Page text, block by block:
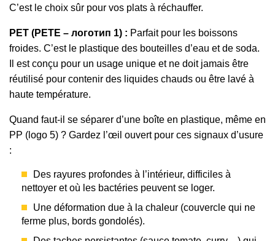
C’est le choix sûr pour vos plats à réchauffer.
PET (PETE – логотип 1) : Parfait pour les boissons
froides. C’est le plastique des bouteilles d’eau et de soda.
Il est conçu pour un usage unique et ne doit jamais être
réutilisé pour contenir des liquides chauds ou être lavé à
haute température.
Quand faut-il se séparer d’une boîte en plastique, même en
PP (logo 5) ? Gardez l’œil ouvert pour ces signaux d’usure
:
Des rayures profondes à l’intérieur, difficiles à
nettoyer et où les bactéries peuvent se loger.
Une déformation due à la chaleur (couvercle qui ne
ferme plus, bords gondolés).